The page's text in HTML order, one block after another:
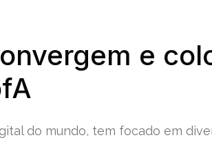
e
do mundo, tem focado em